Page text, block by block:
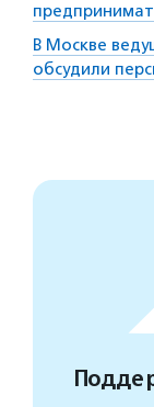
В Москве
обсудили